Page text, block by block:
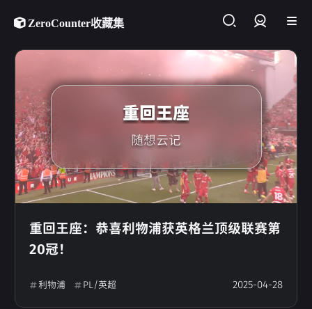
ZeroCounter收藏集
重回王座
随想云记
重回王座：恭喜利物浦获英格兰顶级联赛第
20冠！
利物浦 PL/英超 2025-04-28